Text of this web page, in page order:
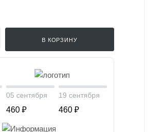
В КОРЗИНУ
05 сентября
460 ₽
19 сентября
460 ₽